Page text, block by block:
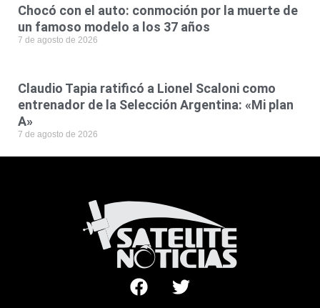
Chocó con el auto: conmoción por la muerte de
un famoso modelo a los 37 años
7 de agosto de 2026
Claudio Tapia ratificó a Lionel Scaloni como
entrenador de la Selección Argentina: «Mi plan
A»
7 de agosto de 2026
F
a
T
w